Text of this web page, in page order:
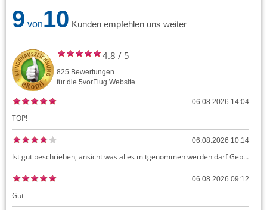
9 von10 Kunden empfehlen uns weiter
4.8 / 5
825 Bewertungen
für die 5vorFlug Website
06.08.2026 14:04
TOP!
06.08.2026 10:14
Ist gut beschrieben, ansicht was alles mitgenommen werden darf Gepäck dürfte auch kostenloses Handgepäck umfassen, ansonsten sehr easy zu machen
06.08.2026 09:12
Gut